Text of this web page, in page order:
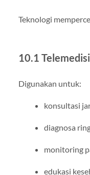
Teknologi
10.1
Digunakan untuk:
konsultasi
diagnosa
monitoring
edukasi